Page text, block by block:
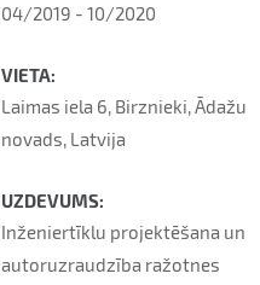
04/2019 - 10/2020
VIETA:
Laimas iela 6, Birznieki, Ādažu
novads, Latvija
UZDEVUMS:
Inženiertīklu projektēšana un
autoruzraudzība ražotnes